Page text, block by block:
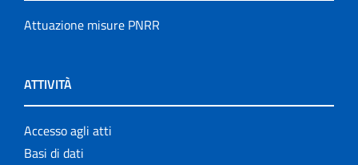
Attuazione misure PNRR
ATTIVITÀ
Accesso agli atti
Basi di dati